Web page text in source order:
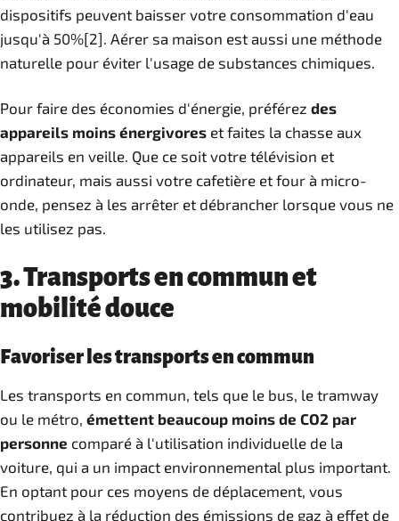
dispositifs peuvent baisser votre consommation d'eau
jusqu'à 50%[2]. Aérer sa maison est aussi une méthode
naturelle pour éviter l'usage de substances chimiques.
Pour faire des économies d'énergie, préférez des
appareils moins énergivores et faites la chasse aux
appareils en veille. Que ce soit votre télévision et
ordinateur, mais aussi votre cafetière et four à micro-
onde, pensez à les arrêter et débrancher lorsque vous ne
les utilisez pas.
3. Transports en commun et
mobilité douce
Favoriser les transports en commun
Les transports en commun, tels que le bus, le tramway
ou le métro, émettent beaucoup moins de CO2 par
personne comparé à l'utilisation individuelle de la
voiture, qui a un impact environnemental plus important.
En optant pour ces moyens de déplacement, vous
contribuez à la réduction des émissions de gaz à effet de